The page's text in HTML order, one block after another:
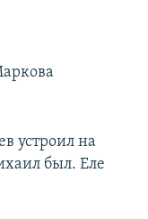
устроил на
был. Еле